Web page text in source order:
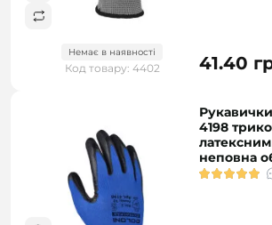
Немає в наявності
Код товару: 4402 41.40
4198
неповна